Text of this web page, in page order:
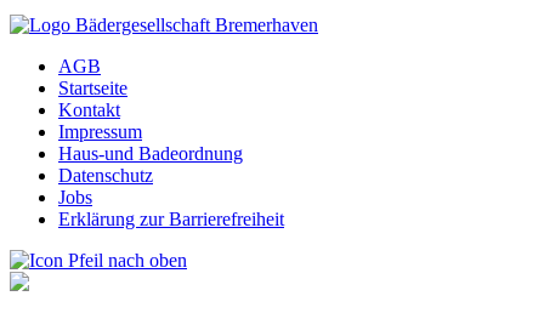
AGB
Startseite
Kontakt
Impressum
Haus-und Badeordnung
Datenschutz
Jobs
Erklärung zur Barrierefreiheit